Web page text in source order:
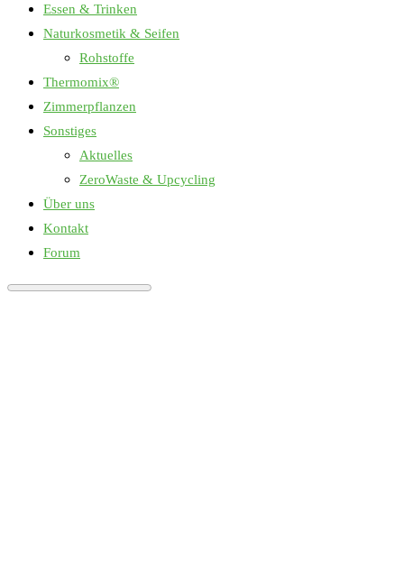
Essen & Trinken
Naturkosmetik & Seifen
Rohstoffe
Thermomix®
Zimmerpflanzen
Sonstiges
Aktuelles
ZeroWaste & Upcycling
Über uns
Kontakt
Forum